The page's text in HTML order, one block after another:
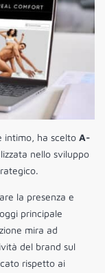
intimo, ha scelto A-
nello sviluppo
la presenza e
principale
mira ad
del brand sul
rispetto ai